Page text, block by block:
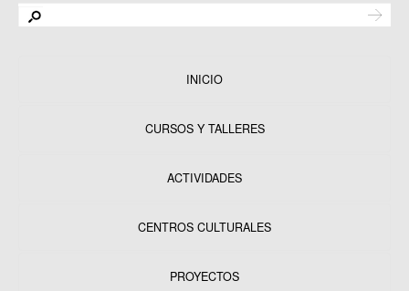
INICIO
CURSOS Y TALLERES
ACTIVIDADES
CENTROS CULTURALES
PROYECTOS